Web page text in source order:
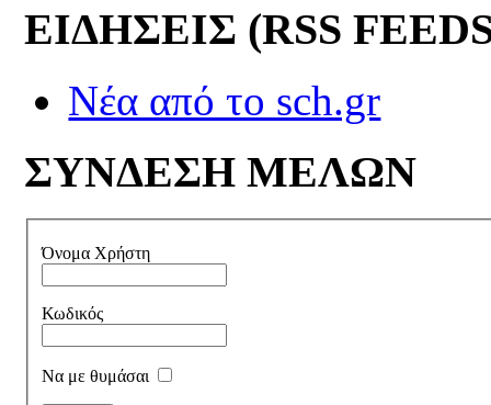
ΕΙΔΗΣΕΙΣ (RSS
Νέα από το sch.gr
ΣΥΝΔΕΣΗ ΜΕΛΩΝ
Όνομα Χρήστη
Κωδικός
Να με θυμάσαι